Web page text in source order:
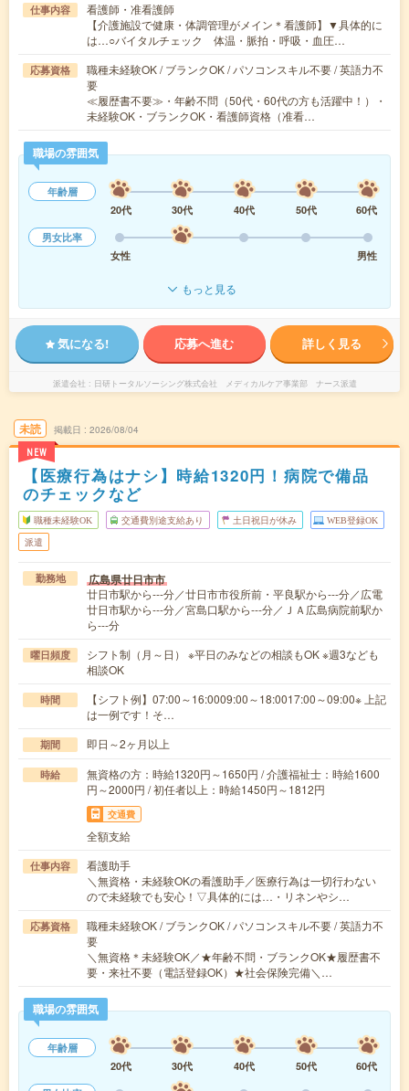
仕事内容
看護師・准看護師
【介護施設で健康・体調管理がメイン＊看護師】▼具体的に
は…○バイタルチェック 体温・脈拍・呼吸・血圧…
応募資格
職種未経験OK / ブランクOK / パソコンスキル不要 / 英語力不
要
≪履歴書不要≫・年齢不問（50代・60代の方も活躍中！）・
未経験OK・ブランクOK・看護師資格（准看…
職場の雰囲気
年齢層
20代
30代 40代 50代
60代
男女比率
女性
男性
もっと見る
気になる! 応募へ進む 詳しく見る
派遣会社 日研トータルソーシング株式会社 メディカルケア事業部 ナース派遣
未読
NEW
掲載日 2026/08/04
【医療行為はナシ】時給1320円！病院で備品
のチェックなど
職種未経験OK 交通費別途支給あり 土日祝日が休み WEB登録OK
派遣
勤務地 広島県廿日市市
廿日市駅から---分／廿日市市役所前・平良駅から---分／広電
廿日市駅から---分／宮島口駅から---分／ＪＡ広島病院前駅か
ら---分
曜日頻度
シフト制（月～日） ※平日のみなどの相談もOK ※週3なども
相談OK
時間
【シフト例】07:00～16:0009:00～18:0017:00～09:00※ 上記
は一例です！そ…
期間 即日～2ヶ月以上
時給
無資格の方：時給1320円～1650円 / 介護福祉士：時給1600
円～2000円 / 初任者以上：時給1450円～1812円
交通費
全額支給
仕事内容
看護助手
＼無資格・未経験OKの看護助手／医療行為は一切行わない
ので未経験でも安心！▽具体的には…・リネンやシ…
応募資格
職種未経験OK / ブランクOK / パソコンスキル不要 / 英語力不
要
＼無資格＊未経験OK／★年齢不問・ブランクOK★履歴書不
要・来社不要（電話登録OK）★社会保険完備＼…
職場の雰囲気
年齢層
20代
30代 40代 50代
60代